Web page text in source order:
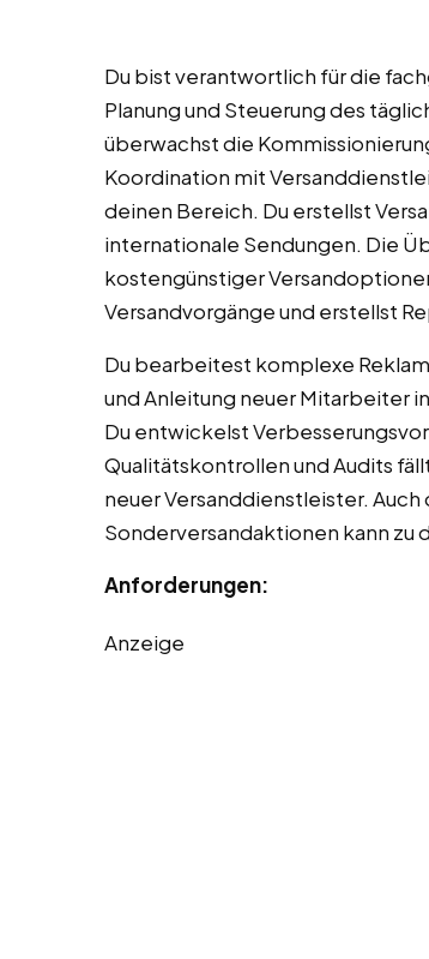
Du bist verantwortlich für die
Planung und Steuerung des
überwachst die
Koordination mit
deinen Bereich. Du erstellst
internationale Sendungen. Die
kostengünstiger
Versandvorgänge und erstellst
Du bearbeitest komplexe
und Anleitung neuer Mitarbeiter
Du entwickelst
Qualitätskontrollen und Audits
neuer Versanddienstleister.
Sonderversandaktionen kann zu
Anforderungen:
Anzeige